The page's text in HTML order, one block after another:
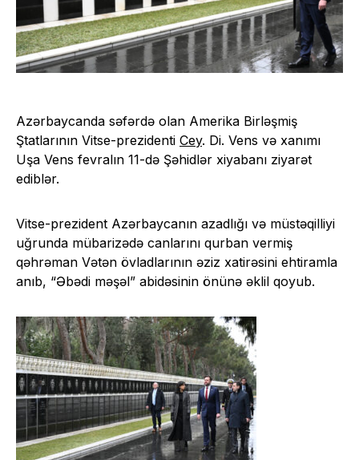
Azərbaycanda səfərdə olan Amerika Birləşmiş
Ştatlarının Vitse-prezidenti Cey. Di. Vens və xanımı
Uşa Vens fevralın 11-də Şəhidlər xiyabanı ziyarət
ediblər.
Vitse-prezident Azərbaycanın azadlığı və müstəqilliyi
uğrunda mübarizədə canlarını qurban vermiş
qəhrəman Vətən övladlarının əziz xatirəsini ehtiramla
anıb, “Əbədi məşəl” abidəsinin önünə əklil qoyub.